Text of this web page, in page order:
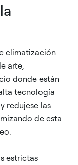
climatización
arte,
donde están
tecnología
redujese las
de esta
estrictas